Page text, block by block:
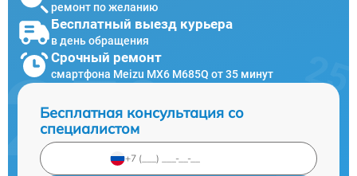
ремонт по желанию
Бесплатный выезд курьера
в день обращения
Срочный ремонт
смартфона Meizu MX6 M685Q от 35 минут
Бесплатная консультация со
специалистом